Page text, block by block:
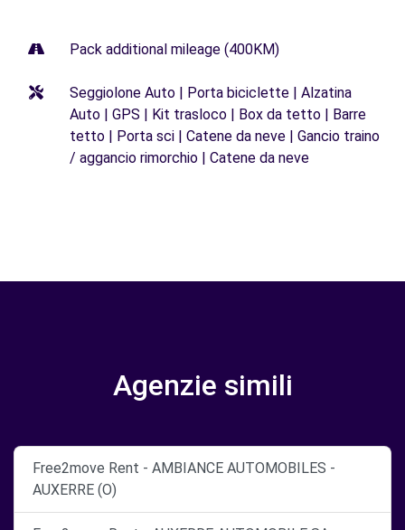
Pack additional mileage (400KM)
Seggiolone Auto | Porta biciclette | Alzatina
Auto | GPS | Kit trasloco | Box da tetto | Barre
tetto | Porta sci | Catene da neve | Gancio traino
/ aggancio rimorchio | Catene da neve
Agenzie simili
Free2move Rent - AMBIANCE AUTOMOBILES -
AUXERRE (O)